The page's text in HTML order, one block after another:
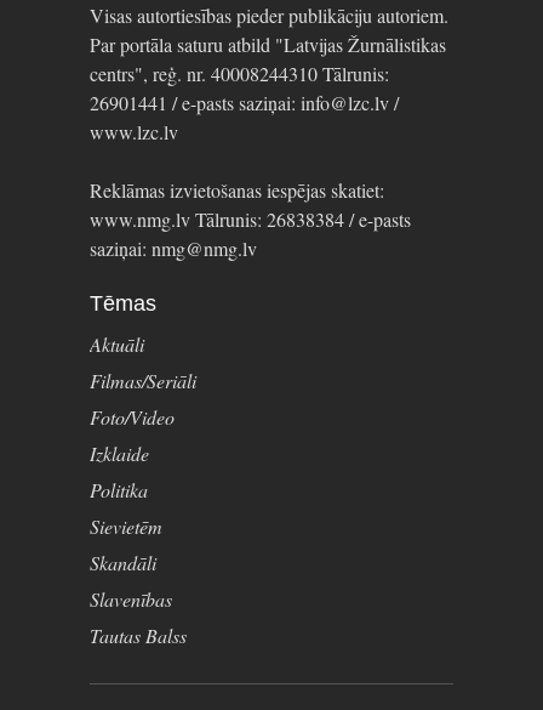
Visas autortiesības pieder publikāciju autoriem.
Par portāla saturu atbild "Latvijas Žurnālistikas
centrs", reģ. nr. 40008244310 Tālrunis:
26901441 / e-pasts saziņai: info@lzc.lv /
www.lzc.lv
Reklāmas izvietošanas iespējas skatiet:
www.nmg.lv Tālrunis: 26838384 / e-pasts
saziņai: nmg@nmg.lv
Tēmas
Aktuāli
Filmas/Seriāli
Foto/Video
Izklaide
Politika
Sievietēm
Skandāli
Slavenības
Tautas Balss